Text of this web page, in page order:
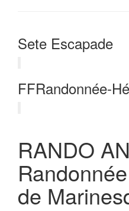
Sete Escapade
FFRandonnée-
RANDO
de